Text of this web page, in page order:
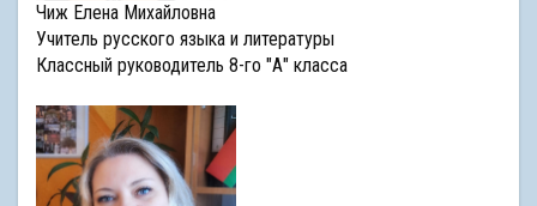
Чиж Елена Михайловна
Учитель русского языка и литературы
Классный руководитель 8-го "А" класса